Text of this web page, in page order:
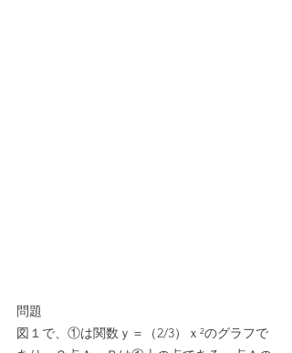
問題
図１で、①は関数ｙ＝（2/3）ｘ²のグラフで